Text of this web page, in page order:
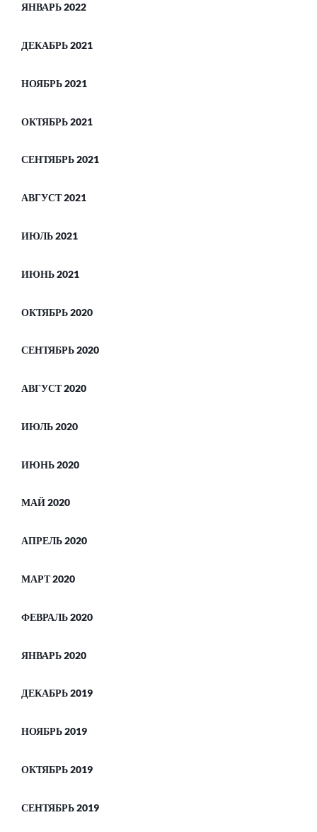
ЯНВАРЬ 2022
ДЕКАБРЬ 2021
НОЯБРЬ 2021
ОКТЯБРЬ 2021
СЕНТЯБРЬ 2021
АВГУСТ 2021
ИЮЛЬ 2021
ИЮНЬ 2021
ОКТЯБРЬ 2020
СЕНТЯБРЬ 2020
АВГУСТ 2020
ИЮЛЬ 2020
ИЮНЬ 2020
МАЙ 2020
АПРЕЛЬ 2020
МАРТ 2020
ФЕВРАЛЬ 2020
ЯНВАРЬ 2020
ДЕКАБРЬ 2019
НОЯБРЬ 2019
ОКТЯБРЬ 2019
СЕНТЯБРЬ 2019